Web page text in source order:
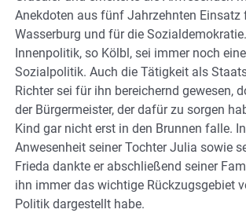
Anekdoten aus fünf Jahrzehnten Einsatz
Wasserburg und für die
Innenpolitik, so Kölbl, sei immer noch
Sozialpolitik. Auch die Tätigkeit als
Richter sei für ihn bereichernd gewesen,
der Bürgermeister, der dafür zu sorgen
Kind gar nicht erst in den Brunnen falle. In
Anwesenheit seiner Tochter Julia sowie
Frieda dankte er abschließend seiner
ihn immer das wichtige Rückzugsgebiet
Politik dargestellt habe.